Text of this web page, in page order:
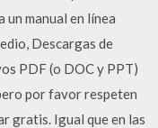
manual en línea
Descargas de
PDF (o DOC y PPT)
por favor respeten
gratis. Igual que en las